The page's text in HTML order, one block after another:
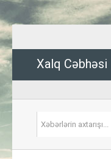
Xalq Cəbhəsi